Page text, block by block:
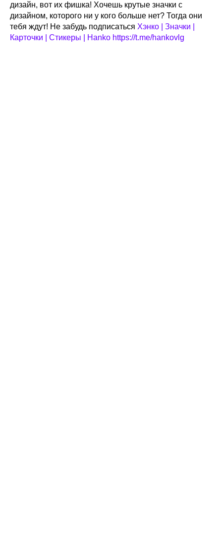
дизайн, вот их фишка! Хочешь крутые значки с
дизайном, которого ни у кого больше нет? Тогда они
тебя ждут! Не забудь подписаться Хэнко | Значки |
Карточки | Стикеры | Hanko https://t.me/hankovlg